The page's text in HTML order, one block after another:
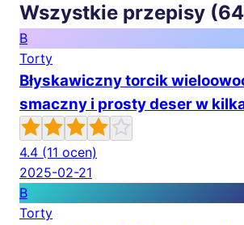
Wszystkie przepisy
B
Torty
Błyskawiczny torcik
smaczny i prosty deser w
4.4 (11 ocen)
2025-02-21
B
Torty